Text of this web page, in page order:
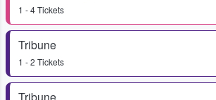
1 - 4 Tickets
Tribune
1 - 2 Tickets